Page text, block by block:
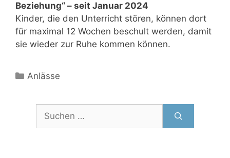
Beziehung“ – seit Januar 2024
Kinder, die den Unterricht stören, können dort
für maximal 12 Wochen beschult werden, damit
sie wieder zur Ruhe kommen können.
Kategorien
Anlässe
Suchen
nach: